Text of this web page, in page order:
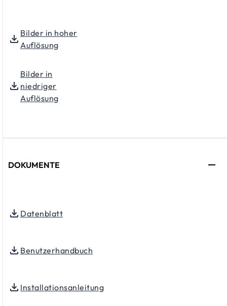
Bilder in hoher
Auflösung
Bilder in
niedriger
Auflösung
DOKUMENTE
Datenblatt
Benutzerhandbuch
Installationsanleitung